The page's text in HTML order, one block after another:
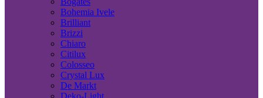
Bohemia Ivele
Brilliant
Brizzi
Chiaro
Citilux
Colosseo
Crystal Lux
De Markt
Deko-Light